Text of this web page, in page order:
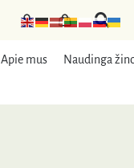
Apie mus
Naudinga